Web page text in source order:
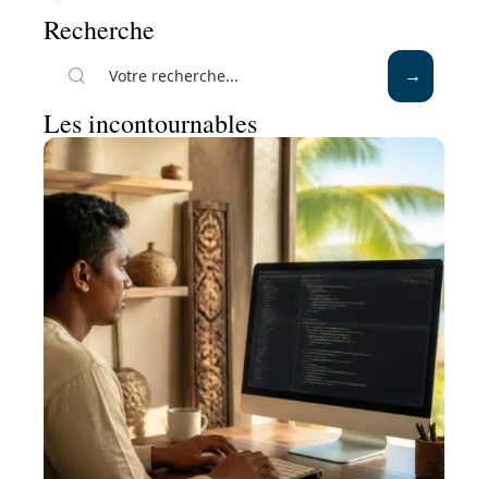
Recherche
Les incontournables